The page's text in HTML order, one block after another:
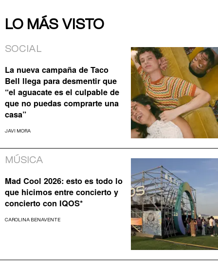
LO MÁS VISTO
SOCIAL
La nueva campaña de Taco
Bell llega para desmentir que
“el aguacate es el culpable de
que no puedas comprarte una
casa”
JAVI MORA
MÚSICA
Mad Cool 2026: esto es todo lo
que hicimos entre concierto y
concierto con IQOS*
CAROLINA BENAVENTE